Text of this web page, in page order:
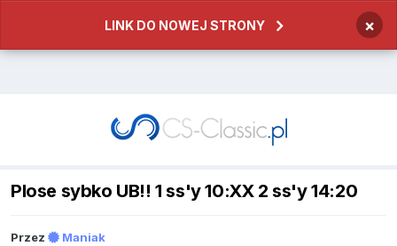
LINK DO NOWEJ STRONY ×
Plose sybko UB!! 1 ss'y 10:XX 2 ss'y 14:20
Przez
Maniak